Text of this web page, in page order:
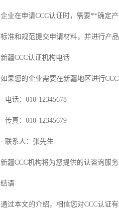
企业在申请CCC认证时，需要**确定
标准和规范提交申请材料，并进行产
新疆CCC认证机构电话
如果您的企业需要在新疆地区进行
- 电话：010-12345678
- 传真：010-12345679
- 联系人：张先生
新疆CCC机构将为您提供的认咨询服
结语
通过本文的介绍，相信您对CCC认证